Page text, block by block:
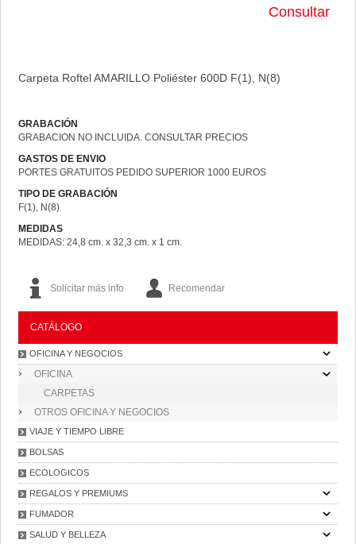
Consultar
Carpeta Roftel AMARILLO Poliéster 600D F(1), N(8)
GRABACIÓN
GRABACION NO INCLUIDA. CONSULTAR PRECIOS
GASTOS DE ENVIO
PORTES GRATUITOS PEDIDO SUPERIOR 1000 EUROS
TIPO DE GRABACIÓN
F(1), N(8)
MEDIDAS
MEDIDAS: 24,8 cm. x 32,3 cm. x 1 cm.
Solicitar más info Recomendar
CATÁLOGO
OFICINA Y NEGOCIOS
OFICINA
CARPETAS
OTROS OFICINA Y NEGOCIOS
VIAJE Y TIEMPO LIBRE
BOLSAS
ECOLOGICOS
REGALOS Y PREMIUMS
FUMADOR
SALUD Y BELLEZA